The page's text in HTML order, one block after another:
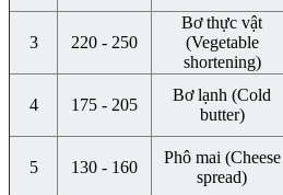
3 220 - 250
Bơ thực vật
(Vegetable
shortening)
4 175 - 205
Bơ lạnh (Cold
butter)
5 130 - 160
Phô mai (Cheese
spread)